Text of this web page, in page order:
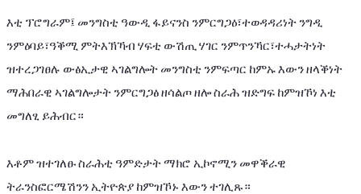
እቲ ፕሮግራም፤ መንግስቲ ዓውዲ ፋይናንስ ንምርግጋዕ፣ተወዳዳሪነት ንግዲ
ንምዕባይ፣ዓቕሚ ምትእኽኻብ ሃፍቲ ውሽጢሃገር ንምጥንኻር፣ተሓታትነት
ዝተረጋገፀሉ ውፅኢታዊ ኣገልግሎት መንግስቲ ንምፍጣር ከምኡእውንዘላቕነት
ማሕበራዊ ኣገልግሎታት ንምርግጋፅዘሳልጦዘሎስራሕዝድግፍ ከምዝኾነ እቲ
መግለፂ ይሕብር።
እቶምዝተገለፁስራሕቲ ዓምድታትማክሮ ኢኮኖሚን መዋቕራዊ
ትራንስፎርሜሽንንኢትዮጵያ ከምዝኾኑ እውንተገሊጹ።